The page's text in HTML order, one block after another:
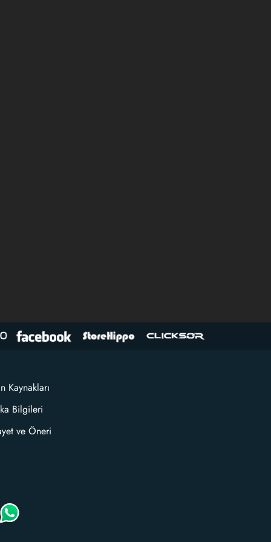
Kaynakları
Bilgileri
ve Öneri